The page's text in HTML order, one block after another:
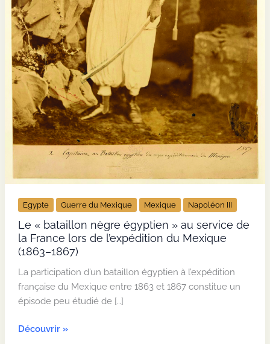
Egypte Guerre du Mexique Mexique Napoléon III
Le « bataillon nègre égyptien » au service de
la France lors de l’expédition du Mexique
(1863–1867)
La participation d’un bataillon égyptien à l’expédition
française du Mexique entre 1863 et 1867 constitue un
épisode peu étudié de […]
Le
Découvrir »